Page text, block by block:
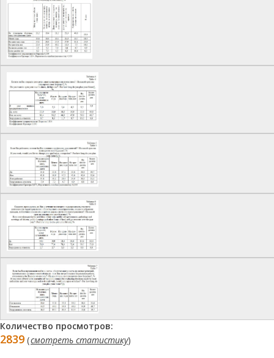
Количество просмотров:
2839 (смотреть статистику)